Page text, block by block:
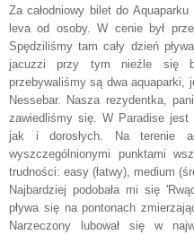
Za całodniowy bilet do
leva od osoby. W cenie był
Spędziliśmy tam cały dzień
jacuzzi przy tym nieźle się
przebywaliśmy są dwa aquaparki,
Nessebar. Nasza rezydentka,
zawiedliśmy się. W Paradise
jak i dorosłych. Na terenie
wyszczególnionymi punktami
trudności: easy (łatwy), medium
Najbardziej podobała mi się
pływa się na pontonach
Narzeczony lubował się w